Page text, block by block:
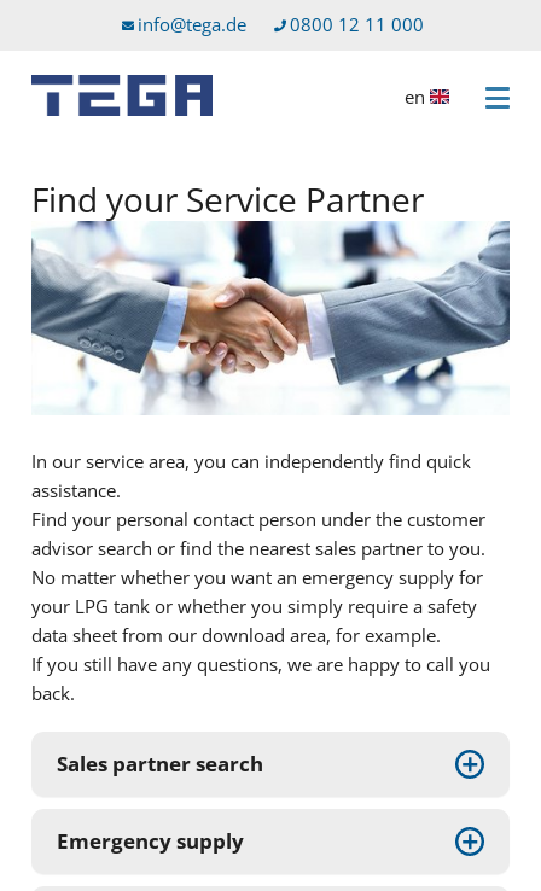
to main content
to service menuinfo@tega.de 0800 12 11 000
Open
en
Find your Service Partner
In our service area, you can independently find quick
assistance.
Find your personal contact person under the customer
advisor search or find the nearest sales partner to you.
No matter whether you want an emergency supply for
your LPG tank or whether you simply require a safety
data sheet from our download area, for example.
If you still have any questions, we are happy to call you
back.
Sales partner search
Emergency supply